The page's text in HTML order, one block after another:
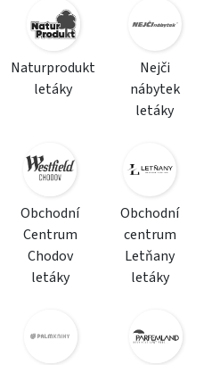
Naturprodukt
letáky
Nejči
nábytek
letáky
Obchodní
Centrum
Chodov
letáky
Obchodní
centrum
Letňany
letáky